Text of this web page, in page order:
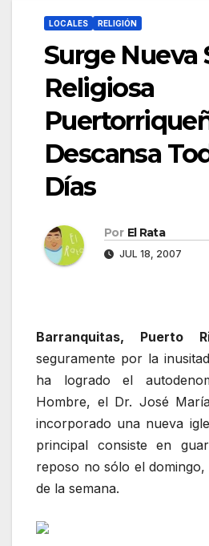
LOCALES RELIGIÓN
Surge Nueva
Religiosa
Descansa
Días
Por El Rata
JUL 18, 2007
Barranquitas, Puerto
seguramente por la
ha logrado el
Hombre, el Dr. José
incorporado una nueva
principal consiste en
reposo no sólo el
de la semana.